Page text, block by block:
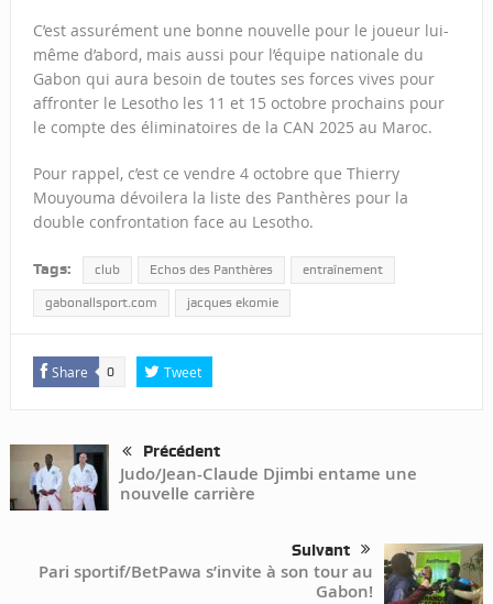
C’est assurément une bonne nouvelle pour le joueur lui-
même d’abord, mais aussi pour l’équipe nationale du
Gabon qui aura besoin de toutes ses forces vives pour
affronter le Lesotho les 11 et 15 octobre prochains pour
le compte des éliminatoires de la CAN 2025 au Maroc.
Pour rappel, c’est ce vendre 4 octobre que Thierry
Mouyouma dévoilera la liste des Panthères pour la
double confrontation face au Lesotho.
Tags: club Echos des Panthères entraînement
gabonallsport.com jacques ekomie
Share 0 Tweet
Précédent
Judo/Jean-Claude Djimbi entame une
nouvelle carrière
Suivant
Pari sportif/BetPawa s’invite à son tour au
Gabon!